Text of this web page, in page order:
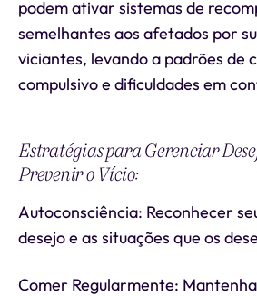
podem ativar sistemas de
semelhantes aos afetados por
viciantes, levando a padrões de
compulsivo e dificuldades em
Estratégias para Gerenciar
Prevenir o Vício:
Autoconsciência: Reconhecer
desejo e as situações que os
Comer Regularmente: